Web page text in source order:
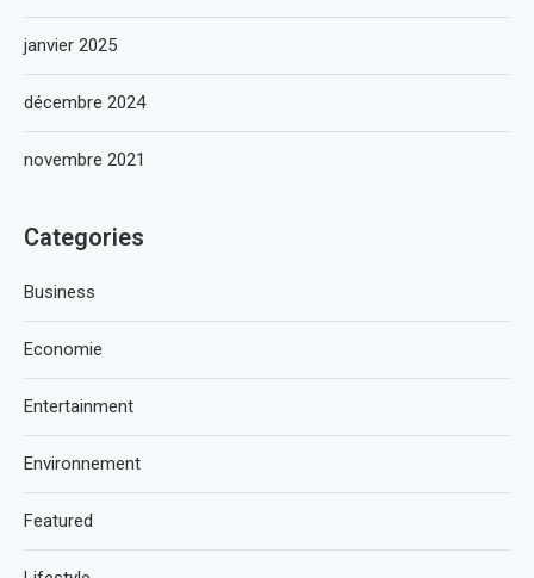
janvier 2025
décembre 2024
novembre 2021
Categories
Business
Economie
Entertainment
Environnement
Featured